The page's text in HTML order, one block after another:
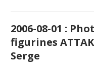
2006-08-01 :
figurines
Serge